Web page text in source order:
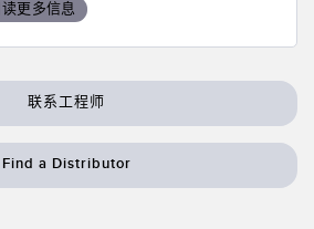
更多信息
联系工程师
Find a Distributor